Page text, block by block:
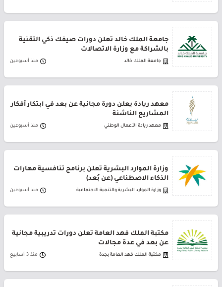
جامعة الملك خالد تعلن دورات صيفك ذكي التقنية
بالشراكة مع وزارة الاتصالات
جامعة الملك خالد منذ أسبوعين
معهد ريادة يعلن دورة مجانية عن بعد في ابتكار أفكار
المشاريع الناشئة
معهد ريادة الأعمال الوطني منذ أسبوعين
وزارة الموارد البشرية تعلن برنامج تنافسية مهارات
الذكاء الاصطناعي (عن بُعد)
وزارة الموارد البشرية والتنمية الاجتماعية منذ أسبوعين
مكتبة الملك فهد العامة تعلن دورات تدريبية مجانية
عن بعد في عدة مجالات
مكتبة الملك فهد العامة بجدة منذ 3 أسابيع